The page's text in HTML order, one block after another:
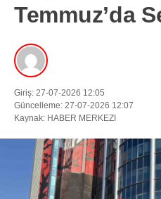
Temmuz’da
Giriş: 27-07-2026 12:05
Güncelleme: 27-07-2026 12:07
Kaynak: HABER MERKEZI